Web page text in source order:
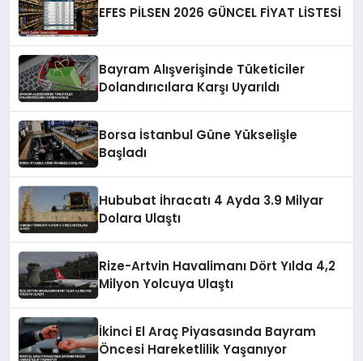
EFES PİLSEN 2026 GÜNCEL FİYAT LİSTESİ
Bayram Alışverişinde Tüketiciler
Dolandırıcılara Karşı Uyarıldı
Borsa İstanbul Güne Yükselişle
Başladı
Hububat İhracatı 4 Ayda 3.9 Milyar
Dolara Ulaştı
Rize-Artvin Havalimanı Dört Yılda 4,2
Milyon Yolcuya Ulaştı
İkinci El Araç Piyasasında Bayram
Öncesi Hareketlilik Yaşanıyor